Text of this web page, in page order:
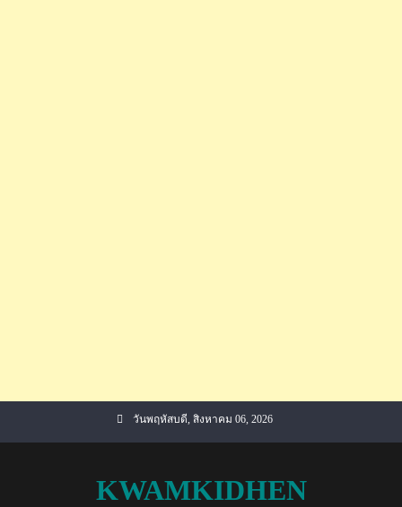
วันพฤหัสบดี, สิงหาคม 06, 2026
KWAMKIDHEN